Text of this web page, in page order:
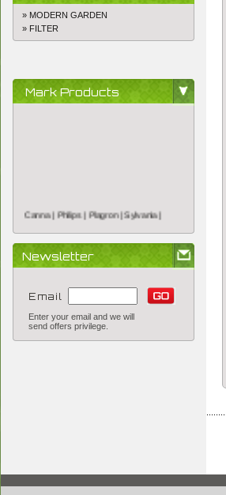
» MODERN GARDEN
» FILTER
Mark Products
Newsletter
Email
Enter your email and we will
send offers privilege.